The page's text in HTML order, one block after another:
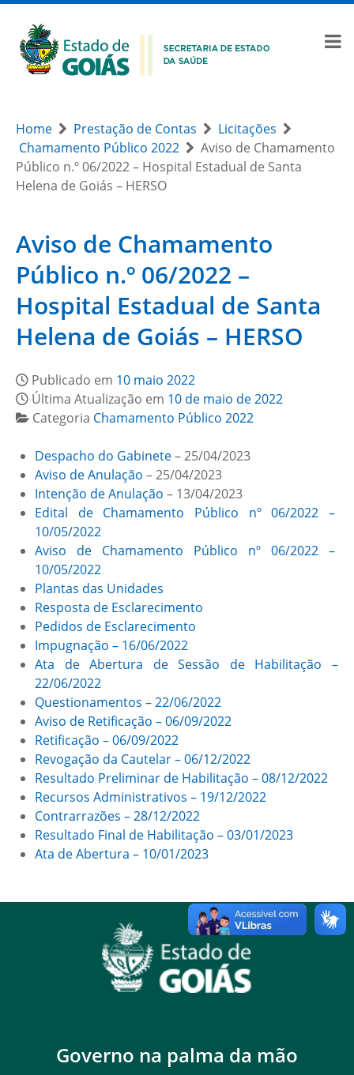
Home Prestação de Contas
Licitações
Chamamento Público 2022
Aviso de Chamamento
Público n.º 06/2022 – Hospital Estadual de Santa
Helena de Goiás – HERSO
Aviso de Chamamento
Público n.º 06/2022 –
Hospital Estadual de Santa
Helena de Goiás – HERSO
Publicado em 10 maio 2022
Última Atualização em 10 de maio de 2022
Categoria Chamamento Público 2022
Despacho do Gabinete– 25/04/2023
Aviso de Anulação – 25/04/2023
Intenção de Anulação – 13/04/2023
Edital de Chamamento Público nº 06/2022 –
10/05/2022
Aviso de Chamamento Público nº 06/2022 –
10/05/2022
Plantas das Unidades
Resposta de Esclarecimento
Pedidos de Esclarecimento
Impugnação – 16/06/2022
Ata de Abertura de Sessão de Habilitação –
22/06/2022
Questionamentos – 22/06/2022
Aviso de Retificação – 06/09/2022
Retificação – 06/09/2022
Revogação da Cautelar – 06/12/2022
Resultado Preliminar de Habilitação – 08/12/2022
Recursos Administrativos – 19/12/2022
Contrarrazões – 28/12/2022
Resultado Final de Habilitação – 03/01/2023
Ata de Abertura – 10/01/2023
Governo na palma da mão